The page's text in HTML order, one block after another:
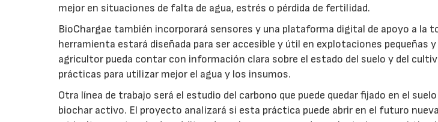
mejor en situaciones de falta de agua, estrés o pérdida de fertilidad.
BioChargae también incorporará sensores y una plataforma digital de apoyo a la
herramienta estará diseñada para ser accesible y útil en explotaciones pequeñas
agricultor pueda contar con información clara sobre el estado del suelo y del
prácticas para utilizar mejor el agua y los insumos.
Otra línea de trabajo será el estudio del carbono que puede quedar fijado en el
biochar activo. El proyecto analizará si esta práctica puede abrir en el futuro